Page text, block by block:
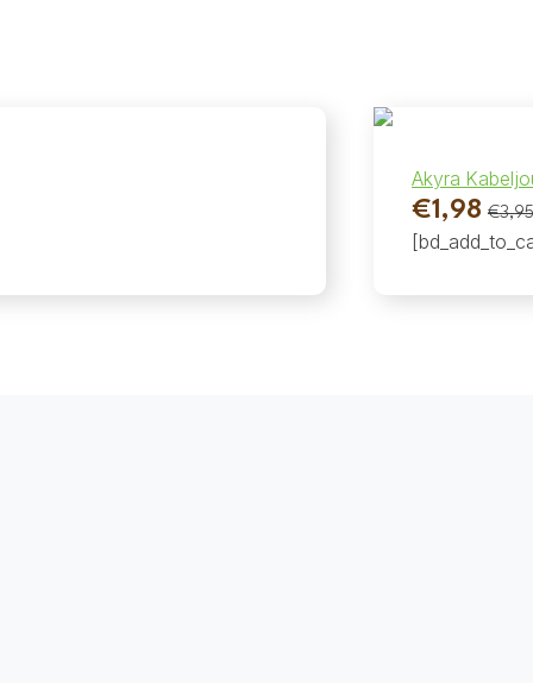
Akyra
€3,95
prijs
was:
€1,98
Huidige
prijs
is: